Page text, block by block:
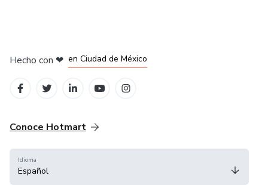
Hecho con ❤ en Ciudad de México
Conoce Hotmart
Idioma
Español